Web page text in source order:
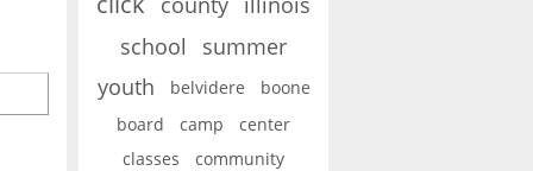
school
summer
youth
belvidere
boone
board
camp
center
classes
community